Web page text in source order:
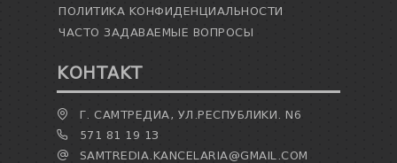
ПОЛИТИКА КОНФИДЕНЦИАЛЬНОСТИ
ЧАСТО ЗАДАВАЕМЫЕ ВОПРОСЫ
КОНТАКТ
Г. САМТРЕДИА, УЛ.РЕСПУБЛИКИ. N6
571 81 19 13
SAMTREDIA.KANCELARIA@GMAIL.COM